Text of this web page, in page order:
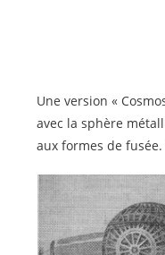
Une version «
avec la sphère
aux formes de